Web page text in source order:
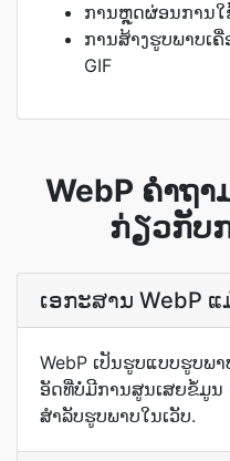
ການຫຼຸດຜ່ອນການໃ
ການສ້າງຮູບພາບເ
GIF
WebP ຄຳຖ
ກ່ຽວກັບ
ເອກະສານ WebP
WebP ເປັນຮູບແບບຮູບພ
ອັດທີ່ບໍ່ມີການສູນເສຍຂໍ້ມູ
ສຳລັບຮູບພາບໃນເວັບ.